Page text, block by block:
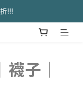
$1488
!!!
子｜